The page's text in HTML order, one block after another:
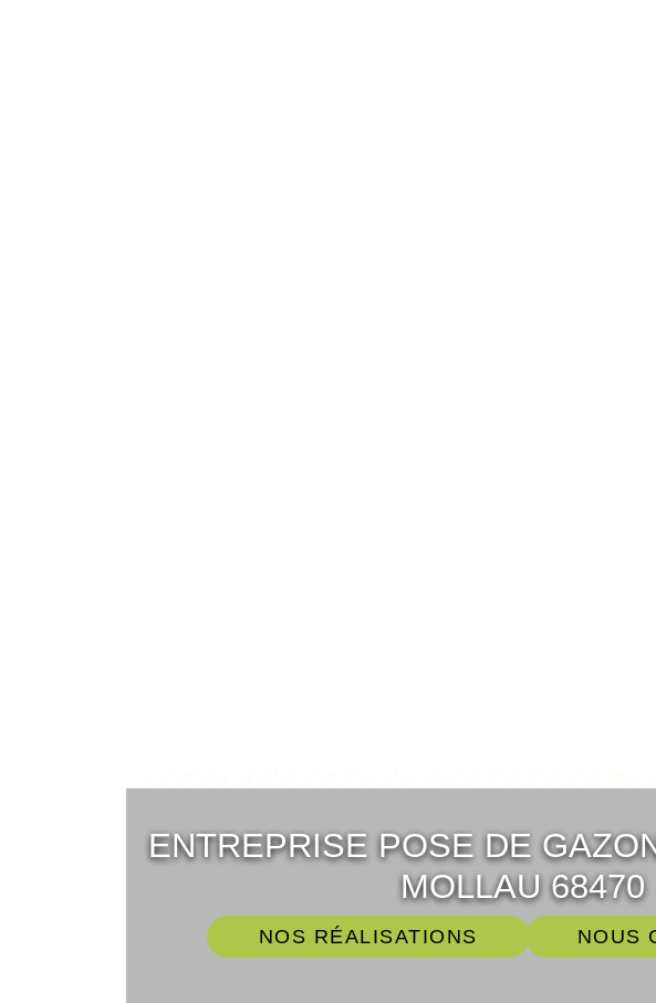
ENTREPRISE POSE DE
MOLLAU 68470
NOS RÉALISATIONS NOUS